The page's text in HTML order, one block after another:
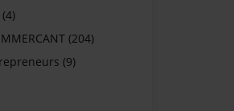
(204)
(9)